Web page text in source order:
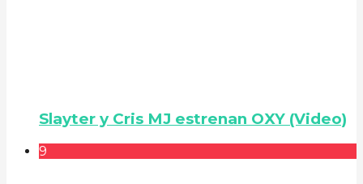
Slayter y Cris MJ estrenan OXY (Video)
9